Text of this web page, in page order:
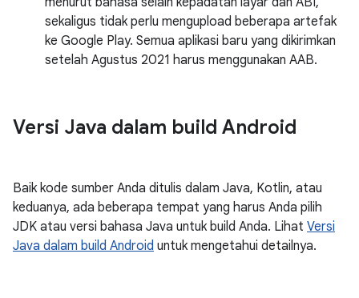
sekaligus tidak perlu mengupload beberapa artefak
ke Google Play. Semua aplikasi baru yang dikirimkan
setelah Agustus 2021 harus menggunakan AAB.
Versi Java dalam build Android
Baik kode sumber Anda ditulis dalam Java, Kotlin, atau
keduanya, ada beberapa tempat yang harus Anda pilih
JDK atau versi bahasa Java untuk build Anda. Lihat Versi
Java dalam build Android untuk mengetahui detailnya.